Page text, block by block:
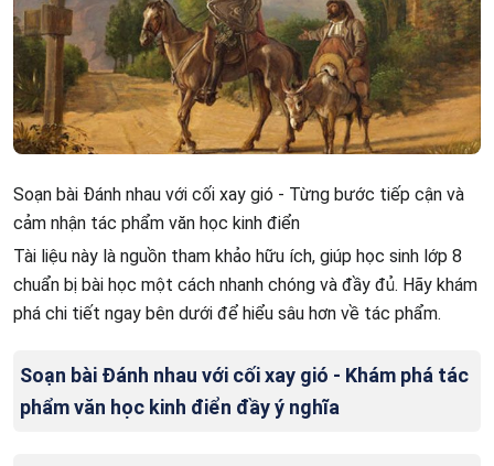
Soạn bài Đánh nhau với cối xay gió - Từng bước tiếp cận và
cảm nhận tác phẩm văn học kinh điển
Tài liệu này là nguồn tham khảo hữu ích, giúp học sinh lớp 8
chuẩn bị bài học một cách nhanh chóng và đầy đủ. Hãy khám
phá chi tiết ngay bên dưới để hiểu sâu hơn về tác phẩm.
Soạn bài Đánh nhau với cối xay gió - Khám phá tác
phẩm văn học kinh điển đầy ý nghĩa